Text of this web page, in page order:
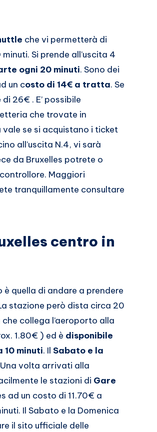
che vi permetterà di
Si prende all’uscita 4
ogni 20 minuti. Sono dei
un costo di 14€ a tratta. Se
26€ . E’ possibile
che trovate in
se si acquistano i ticket
all’uscita N.4, vi sarà
da Bruxelles potrete o
Maggiori
tranquillamente consultare
centro in
quella di andare a prendere
stazione però dista circa 20
collega l’aeroporto alla
1.80€ ) ed è disponibile
10 minuti. Il Sabato e la
volta arrivati alla
le stazioni di Gare
ad un costo di 11.70€ a
Il Sabato e la Domenica
il sito ufficiale delle